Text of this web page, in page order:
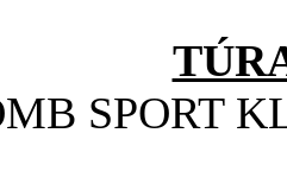
SPORT